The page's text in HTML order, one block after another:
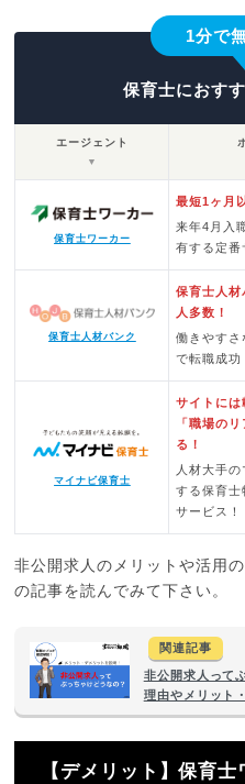
1分で
保育士におす
エージェント
▼
保育士ワーカー
最短1ヶ月
来年4月入
有する定番
保育士人材バンク
保育士人材
人多数！
働きやすさ
で転職成功
マイナビ保育士
サイトには
「職場の
る！
人材大手
する保育士
サービス！
非公開求人のメリットや活用
の記事を読んでみて下さい。
関連記事
非公開求人って
理由やメリット
【デメリット】保育